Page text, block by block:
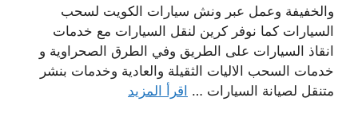
والخفيفة وعمل عبر ونش سيارات الكويت لسحب
السيارات كما نوفر كرين لنقل السيارات مع خدمات
انقاذ السيارات على الطريق وفي الطرق الصحراوية و
خدمات السحب الاليات الثقيلة والعادية وخدمات بنشر
متنقل لصيانة السيارات … اقرأ المزيد